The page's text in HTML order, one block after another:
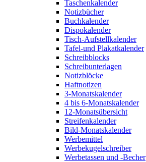
Taschenkalender
Notizbücher
Buchkalender
Dispokalender
Tisch-Aufstellkalender
Tafel-und Plakatkalender
Schreibblocks
Schreibunterlagen
Notizblöcke
Haftnotizen
3-Monatskalender
4 bis 6-Monatskalender
12-Monatsübersicht
Streifenkalender
Bild-Monatskalender
Werbemittel
Werbekugelschreiber
Werbetassen und -Becher